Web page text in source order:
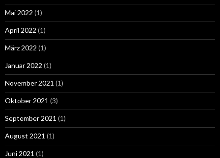
Mai 2022 (1)
April 2022 (1)
März 2022 (1)
Januar 2022 (1)
November 2021 (1)
Oktober 2021 (3)
September 2021 (1)
August 2021 (1)
Juni 2021 (1)